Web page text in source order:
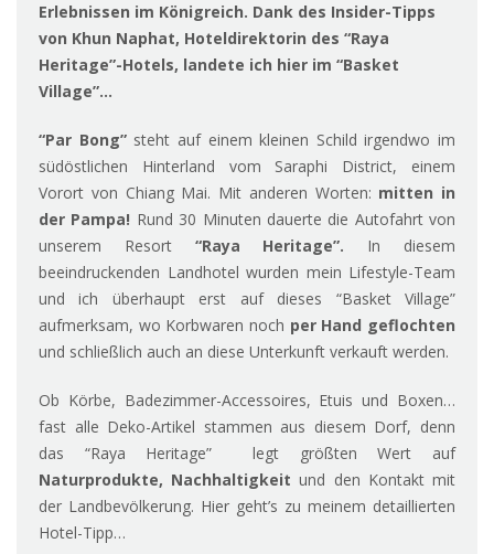
Erlebnissen im Königreich. Dank des Insider-Tipps
von Khun Naphat, Hoteldirektorin des “Raya
Heritage”-Hotels, landete ich hier im “Basket
Village”…
“Par Bong”steht auf einem kleinen Schild irgendwo im
südöstlichen Hinterland vom Saraphi District, einem
Vorort von Chiang Mai. Mit anderen Worten: mitten in
der Pampa! Rund 30 Minuten dauerte die Autofahrt von
unserem Resort “Raya Heritage”. In diesem
beeindruckenden Landhotel wurden mein Lifestyle-Team
und ich überhaupt erst auf dieses “Basket Village”
aufmerksam, wo Korbwaren noch per Hand geflochten
und schließlich auch an diese Unterkunft verkauft werden.
Ob Körbe, Badezimmer-Accessoires, Etuis und Boxen…
fast alle Deko-Artikel stammen aus diesem Dorf, denn
das “Raya Heritage” legt größten Wert auf
Naturprodukte, Nachhaltigkeitund den Kontakt mit
der Landbevölkerung. Hier geht’s zu meinem detaillierten
Hotel-Tipp…